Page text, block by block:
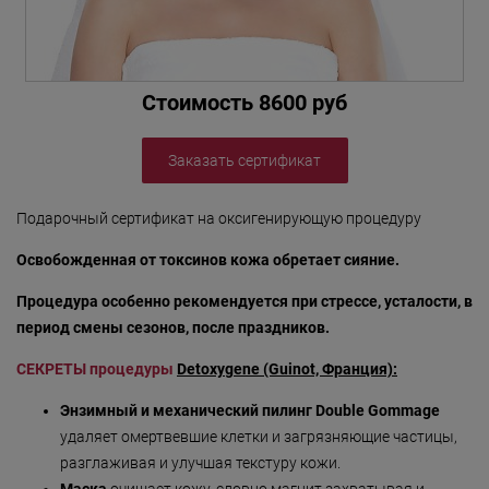
Стоимость 8600 руб
Заказать сертификат
Подарочный сертификат на оксигенирующую процедуру
Освобожденная от токсинов кожа обретает сияние.
Процедура особенно рекомендуется при стрессе, усталости, в
период смены сезонов, после праздников.
СЕКРЕТЫ процедуры Detoxygene (Guinot, Франция):
Энзимный и механический пилинг Double Gommage
удаляет омертвевшие клетки и загрязняющие частицы,
разглаживая и улучшая текстуру кожи.
«Detoxygene»
«Beauty-ассорти»
«Леди Совершенство»
«Секрет Красоты»
«Гармония»
«Only for Men»
«Mirific»
«Здоровая спина»
«Гранатовая